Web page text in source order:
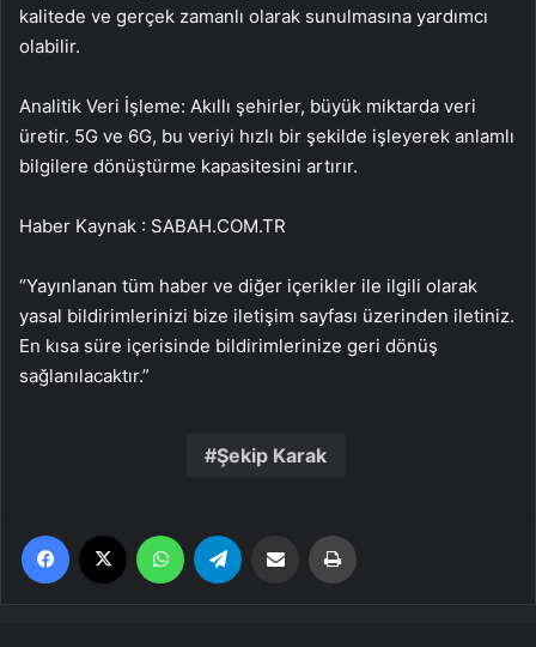
kalitede ve gerçek zamanlı olarak sunulmasına yardımcı
olabilir.
Analitik Veri İşleme: Akıllı şehirler, büyük miktarda veri
üretir. 5G ve 6G, bu veriyi hızlı bir şekilde işleyerek anlamlı
bilgilere dönüştürme kapasitesini artırır.
Haber Kaynak : SABAH.COM.TR
“Yayınlanan tüm haber ve diğer içerikler ile ilgili olarak
yasal bildirimlerinizi bize iletişim sayfası üzerinden iletiniz.
En kısa süre içerisinde bildirimlerinize geri dönüş
sağlanılacaktır.”
Şekip Karak
Facebook WhatsApp Email'den paylaş